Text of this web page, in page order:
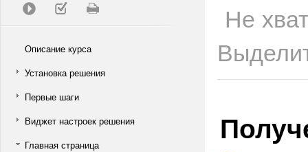
Описание курса
Установка решения
Первые шаги
Виджет настроек решения
Главная страница
Не